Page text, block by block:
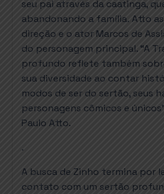
seu pai através da caatinga,
abandonando a família. Atto
direção e o ator Marcos de
do personagem principal. “A
profundo reflete também
sua diversidade ao contar
modos de ser do sertão, seus
personagens cômicos e
Paulo Atto.
.
A busca de Zinho termina por
contato com um sertão